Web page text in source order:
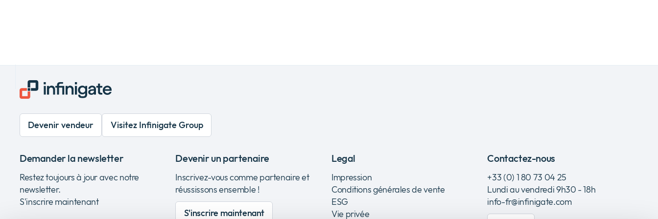
Devenir vendeur Visitez Infinigate Group
Demander la newsletter
Restez toujours à jour avec notre
newsletter.
S'inscrire maintenant
Devenir un partenaire
Inscrivez-vous comme partenaire et
réussissons ensemble !
S'inscrire maintenant
Legal
Impression
Conditions générales de vente
ESG
Vie privée
Contactez-nous
+33 (0) 1 80 73 04 25
Lundi au vendredi 9h30 - 18h
info-fr@infinigate.com